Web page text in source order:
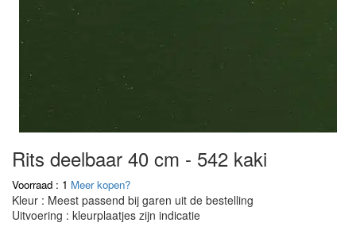
Rits deelbaar 40 cm - 542 kaki
Voorraad : 1 Meer kopen?
Kleur : Meest passend bij garen uit de bestelling
Uitvoering : kleurplaatjes zijn indicatie